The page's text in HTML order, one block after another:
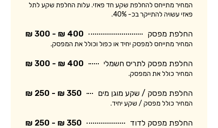
המחיר מתייחס להחלפת שקע חד פאזי. עלות החלפת שקע לתל
פאזי עשויה להתייקר בכ- 40%.
החלפת מפסק 400 ₪ - 300 ₪
המחיר מתייחס למפסק יחיד או כפול וכולל את המפסק.
החלפת מפסק לתריס חשמלי 400 ₪ - 300 ₪
המחיר כולל את המפסק.
החלפת מפסק / שקע מוגן מים 350 ₪ - 250 ₪
המחיר כולל מפסק / שקע יחיד.
החלפת מפסק לדוד 350 ₪ - 250 ₪